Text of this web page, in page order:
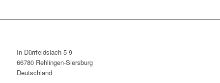
In Dürrfeldslach 5-9
66780 Rehlingen-Siersburg
Deutschland